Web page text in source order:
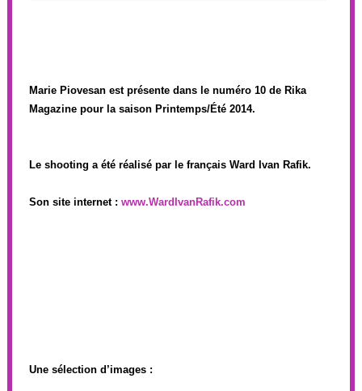
Marie Piovesan est présente dans le numéro 10 de Rika
Magazine pour la saison Printemps/Été 2014.
Le shooting a été réalisé par le français Ward Ivan Rafik.
Son site internet :www.WardIvanRafik.com
Une sélection d’images :